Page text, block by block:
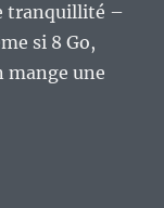
tranquillité –
si 8 Go,
mange une